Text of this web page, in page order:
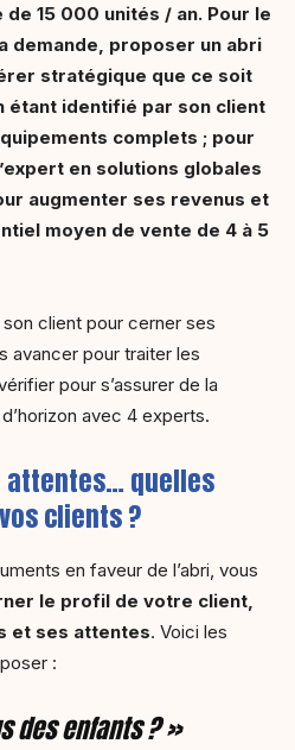
15 000 unités / an. Pour le
demande, proposer un abri
stratégique que ce soit
étant identifié par son client
complets ; pour
en solutions globales
augmenter ses revenus et
moyen de vente de 4 à 5
client pour cerner ses
avancer pour traiter les
pour s’assurer de la
avec 4 experts.
attentes… quelles
clients ?
en faveur de l’abri, vous
le profil de votre client,
et ses attentes. Voici les
:
des enfants ? »